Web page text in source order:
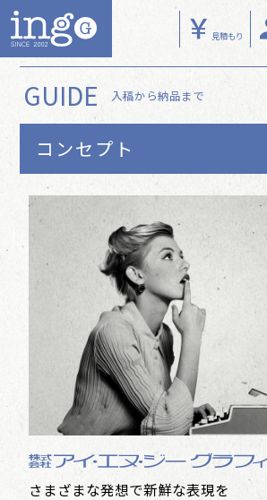
PRODUCTS
GUIDE
WORKS
ABOUT US
お問い合わせ
自動見積り
マイページ
特定商取引法
プライバシーポリ
048-
見積もり
GUIDE 入稿から納品まで
コンセプト
さまざまな発想で新鮮な表現を